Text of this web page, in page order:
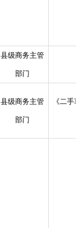
县级商务主管
部门
县级商务主管
部门
《二